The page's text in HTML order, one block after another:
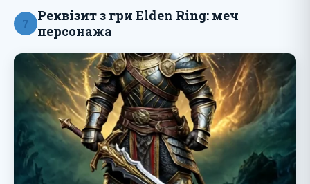
7
Реквізит з гри Elden Ring: меч
персонажа